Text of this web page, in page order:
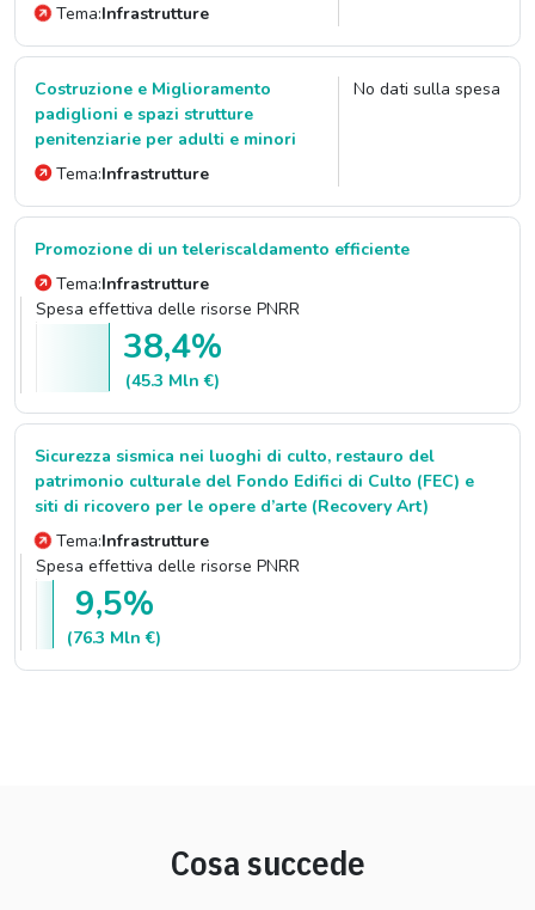
Tema:Infrastrutture
Costruzione e Miglioramento
padiglioni e spazi strutture
penitenziarie per adulti e minori
Tema:Infrastrutture
No dati sulla spesa
Promozione di un teleriscaldamento efficiente
Tema:Infrastrutture
Spesa effettiva delle risorse PNRR
38,4%
(45.3 Mln €)
Sicurezza sismica nei luoghi di culto, restauro del
patrimonio culturale del Fondo Edifici di Culto (FEC) e
siti di ricovero per le opere d’arte (Recovery Art)
Tema:Infrastrutture
Spesa effettiva delle risorse PNRR
9,5%
(76.3 Mln €)
Cosa succede